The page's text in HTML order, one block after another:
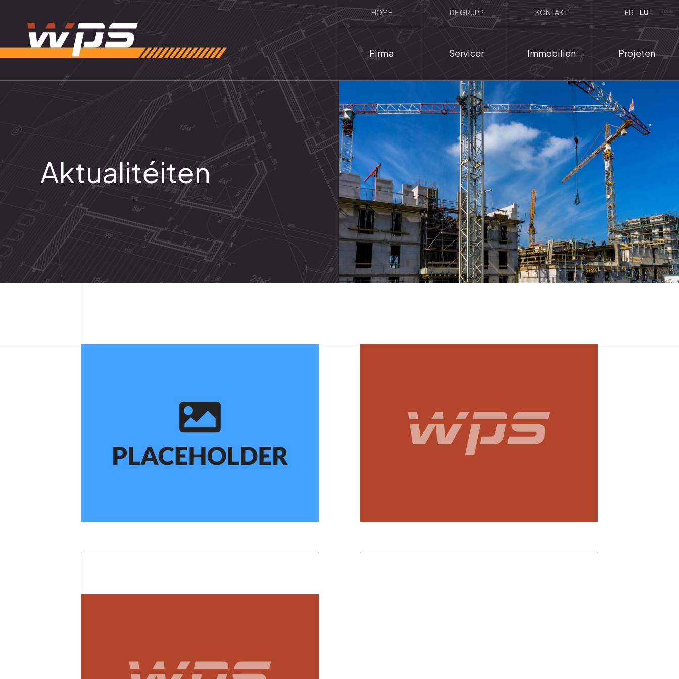
HOME DE GRUPP KONTAKT FR LU
Firma Servicer Immobilien Projeten
Aktualitéiten